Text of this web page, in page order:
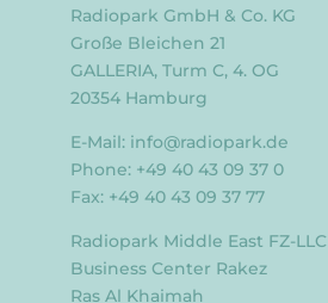
Radiopark GmbH & Co. KG
Große Bleichen 21
GALLERIA, Turm C, 4. OG
20354 Hamburg
E-Mail: info@radiopark.de
Phone: +49 40 43 09 37 0
Fax: +49 40 43 09 37 77
Radiopark Middle East FZ-LLC
Business Center Rakez
Ras Al Khaimah